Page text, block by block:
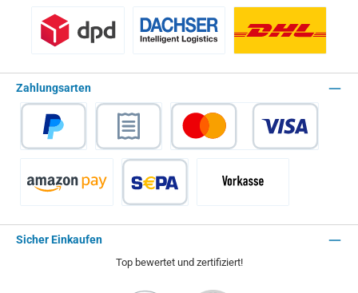
Zahlungsarten
Rechnungskauf
Sicher Einkaufen
Top bewertet und zertifiziert!